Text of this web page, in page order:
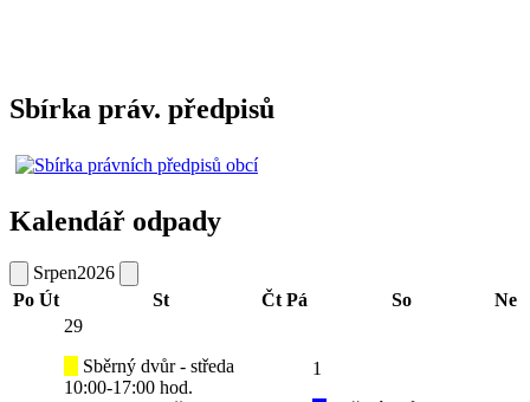
Sbírka práv. předpisů
Kalendář odpady
Srpen2026
Po Út St Čt Pá So
Ne
29
Sběrný dvůr - středa
10:00-17:00 hod.
1